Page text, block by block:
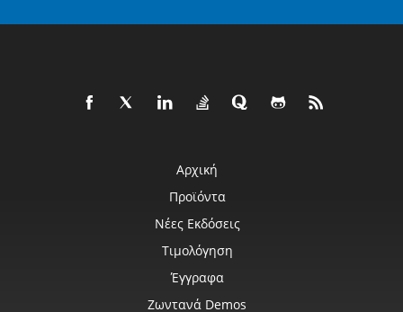
Αρχική
Προϊόντα
Νέες Εκδόσεις
Τιμολόγηση
Έγγραφα
Ζωντανά Demos